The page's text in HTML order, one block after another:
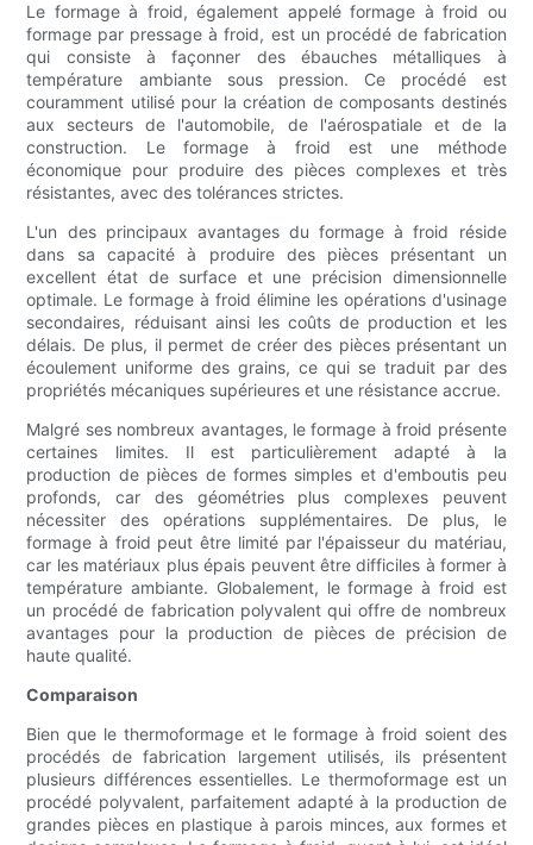
Le formage à froid, également appelé formage à froid ou
formage par pressage à froid, est un procédé de fabrication
qui consiste à façonner des ébauches métalliques à
température ambiante sous pression. Ce procédé est
couramment utilisé pour la création de composants destinés
aux secteurs de l'automobile, de l'aérospatiale et de la
construction. Le formage à froid est une méthode
économique pour produire des pièces complexes et très
résistantes, avec des tolérances strictes.
L'un des principaux avantages du formage à froid réside
dans sa capacité à produire des pièces présentant un
excellent état de surface et une précision dimensionnelle
optimale. Le formage à froid élimine les opérations d'usinage
secondaires, réduisant ainsi les coûts de production et les
délais. De plus, il permet de créer des pièces présentant un
écoulement uniforme des grains, ce qui se traduit par des
propriétés mécaniques supérieures et une résistance accrue.
Malgré ses nombreux avantages, le formage à froid présente
certaines limites. Il est particulièrement adapté à la
production de pièces de formes simples et d'emboutis peu
profonds, car des géométries plus complexes peuvent
nécessiter des opérations supplémentaires. De plus, le
formage à froid peut être limité par l'épaisseur du matériau,
car les matériaux plus épais peuvent être difficiles à former à
température ambiante. Globalement, le formage à froid est
un procédé de fabrication polyvalent qui offre de nombreux
avantages pour la production de pièces de précision de
haute qualité.
Comparaison
Bien que le thermoformage et le formage à froid soient des
procédés de fabrication largement utilisés, ils présentent
plusieurs différences essentielles. Le thermoformage est un
procédé polyvalent, parfaitement adapté à la production de
grandes pièces en plastique à parois minces, aux formes et